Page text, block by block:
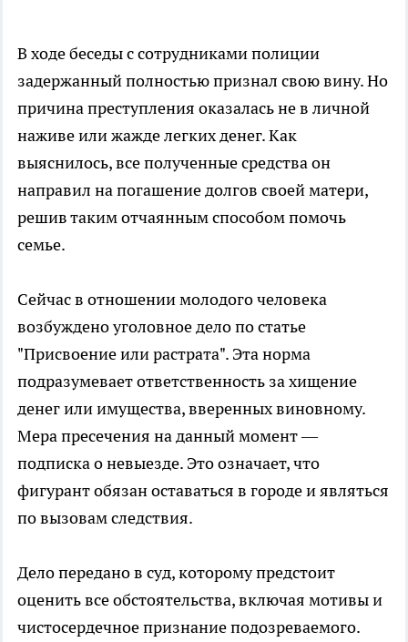
В ходе беседы с сотрудниками полиции
задержанный полностью признал свою вину. Но
причина преступления оказалась не в личной
наживе или жажде легких денег. Как
выяснилось, все полученные средства он
направил на погашение долгов своей матери,
решив таким отчаянным способом помочь
семье.
Сейчас в отношении молодого человека
возбуждено уголовное дело по статье
"Присвоение или растрата". Эта норма
подразумевает ответственность за хищение
денег или имущества, вверенных виновному.
Мера пресечения на данный момент —
подписка о невыезде. Это означает, что
фигурант обязан оставаться в городе и являться
по вызовам следствия.
Дело передано в суд, которому предстоит
оценить все обстоятельства, включая мотивы и
чистосердечное признание подозреваемого.